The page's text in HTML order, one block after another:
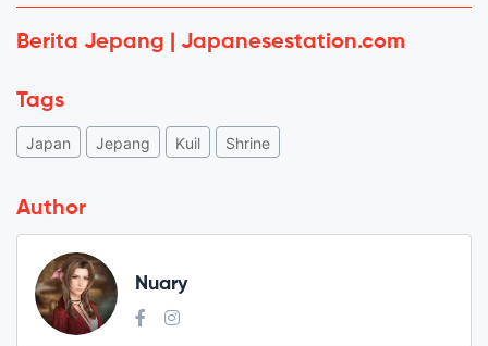
Berita Jepang | Japanesestation.com
Tags
Japan Jepang Kuil Shrine
Author
Nuary